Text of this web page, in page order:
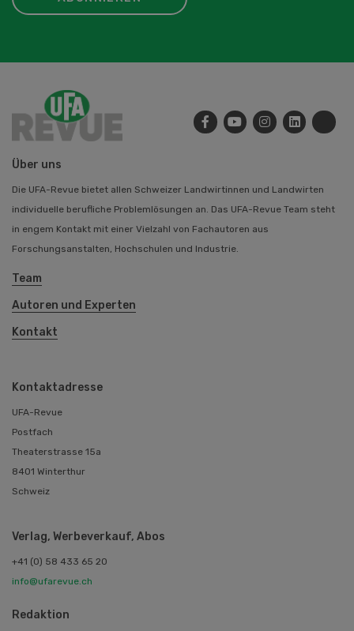
Über uns
Die UFA-Revue bietet allen Schweizer Landwirtinnen und Landwirten
individuelle berufliche Problemlösungen an. Das UFA-Revue Team steht
in engem Kontakt mit einer Vielzahl von Fachautoren aus
Forschungsanstalten, Hochschulen und Industrie.
Team
Autoren und Experten
Kontakt
Kontaktadresse
UFA-Revue
Postfach
Theaterstrasse 15a
8401 Winterthur
Schweiz
Verlag, Werbeverkauf, Abos
+41 (0) 58 433 65 20
info@ufarevue.ch
Redaktion